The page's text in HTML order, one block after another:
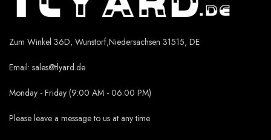
Zum Winkel 36D, Wunstorf,Niedersachsen 31515, DE
Email: sales@tlyard.de
Monday - Friday (9:00 AM - 06:00 PM)
Please leave a message to us at any time